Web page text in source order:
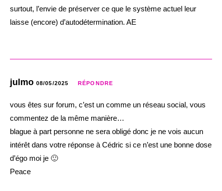
surtout, l’envie de préserver ce que le système actuel leur
laisse (encore) d’autodétermination. AE
julmo 08/05/2025 RÉPONDRE
vous êtes sur forum, c’est un comme un réseau social, vous
commentez de la même manière…
blague à part personne ne sera obligé donc je ne vois aucun
intérêt dans votre réponse à Cédric si ce n’est une bonne dose
d’égo moi je 🙂
Peace